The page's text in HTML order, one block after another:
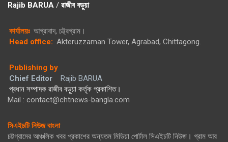
Rajib BARUA / রাজীব বড়ুয়া
কার্যালয়ঃ আগ্রাবাদ, চট্ট্রগ্রাম।
Head office: Akteruzzaman Tower, Agrabad, Chittagong.
Publishing by
Chief Editor
Rajib BARUA
প্রধান সম্পাদক রাজীব বড়ুয়া কর্তৃক প্রকাশিত।
Mail : contact@chtnews-bangla.com
সিএইচটি নিউজ বাংলা
চট্টগ্রামের আঞ্চলিক খবর প্রকাশের অন্যতম মিডিয়া পোর্টাল সিএইচটি নিউজ। গ্রাম আর